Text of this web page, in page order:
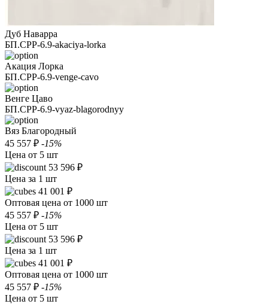
Дуб Наварра
БП.СРР-6.9-akaciya-lorka
Акация Лорка
БП.СРР-6.9-venge-cavo
Венге Цаво
БП.СРР-6.9-vyaz-blagorodnyy
Вяз Благородный
45 557 ₽ -15%
Цена от 5 шт
53 596 ₽
Цена за 1 шт
41 001 ₽
Оптовая цена от 1000 шт
45 557 ₽ -15%
Цена от 5 шт
53 596 ₽
Цена за 1 шт
41 001 ₽
Оптовая цена от 1000 шт
45 557 ₽ -15%
Цена от 5 шт